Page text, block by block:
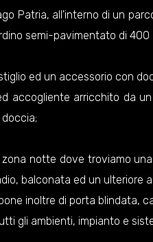
Patria, all'interno di un
semi-pavimentato di 400
ed un accessorio con
accogliente arricchito da
notte dove troviamo
balconata ed un ulteriore
inoltre di porta
gli ambienti, impianto e